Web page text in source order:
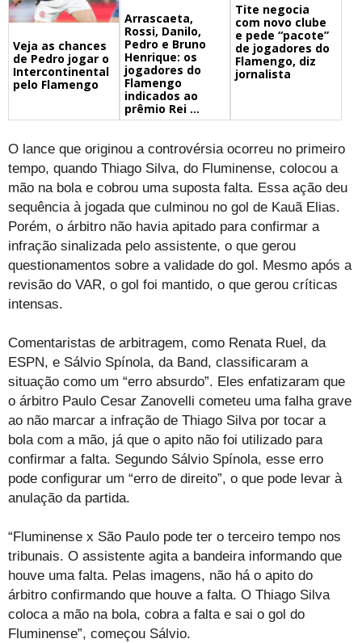
Veja as chances
de Pedro jogar o
Intercontinental
pelo Flamengo
Arrascaeta,
Rossi, Danilo,
Pedro e Bruno
Henrique: os
jogadores do
Flamengo
indicados ao
prêmio Rei ...
Tite negocia
com novo clube
e pede “pacote”
de jogadores do
Flamengo, diz
jornalista
O lance que originou a controvérsia ocorreu no primeiro
tempo, quando Thiago Silva, do Fluminense, colocou a
mão na bola e cobrou uma suposta falta. Essa ação deu
sequência à jogada que culminou no gol de Kauã Elias.
Porém, o árbitro não havia apitado para confirmar a
infração sinalizada pelo assistente, o que gerou
questionamentos sobre a validade do gol. Mesmo após a
revisão do VAR, o gol foi mantido, o que gerou críticas
intensas.
Comentaristas de arbitragem, como Renata Ruel, da
ESPN, e Sálvio Spínola, da Band, classificaram a
situação como um “erro absurdo”. Eles enfatizaram que
o árbitro Paulo Cesar Zanovelli cometeu uma falha grave
ao não marcar a infração de Thiago Silva por tocar a
bola com a mão, já que o apito não foi utilizado para
confirmar a falta. Segundo Sálvio Spínola, esse erro
pode configurar um “erro de direito”, o que pode levar à
anulação da partida.
“Fluminense x São Paulo pode ter o terceiro tempo nos
tribunais. O assistente agita a bandeira informando que
houve uma falta. Pelas imagens, não há o apito do
árbitro confirmando que houve a falta. O Thiago Silva
coloca a mão na bola, cobra a falta e sai o gol do
Fluminense”, começou Sálvio.